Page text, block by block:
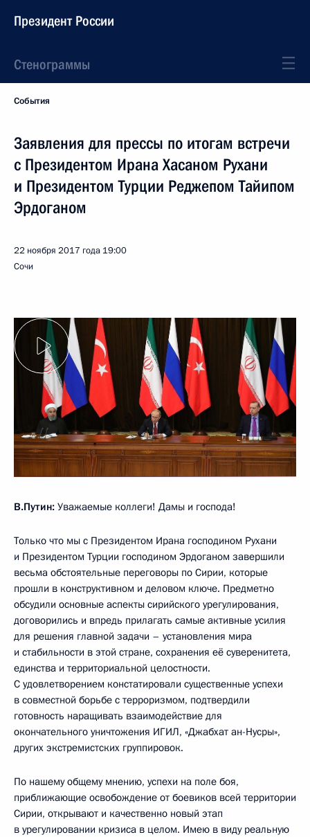
Президент России
Стенограммы
События
Заявления для прессы по итогам встречи
с Президентом Ирана Хасаном Рухани
и Президентом Турции Реджепом Тайипом
Эрдоганом
22 ноября 2017 года 19:00
Сочи
В.Путин: Уважаемые коллеги! Дамы и господа!
Только что мы с Президентом Ирана господином Рухани
и Президентом Турции господином Эрдоганом завершили
весьма обстоятельные переговоры по Сирии, которые
прошли в конструктивном и деловом ключе. Предметно
обсудили основные аспекты сирийского урегулирования,
договорились и впредь прилагать самые активные усилия
для решения главной задачи – установления мира
и стабильности в этой стране, сохранения её суверенитета,
единства и территориальной целостности.
С удовлетворением констатировали существенные успехи
в совместной борьбе с терроризмом, подтвердили
готовность наращивать взаимодействие для
окончательного уничтожения ИГИЛ, «Джабхат ан-Нусры»,
других экстремистских группировок.
По нашему общему мнению, успехи на поле боя,
приближающие освобождение от боевиков всей территории
Сирии, открывают и качественно новый этап
в урегулировании кризиса в целом. Имею в виду реальную